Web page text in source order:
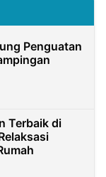
Penguatan
Terbaik di